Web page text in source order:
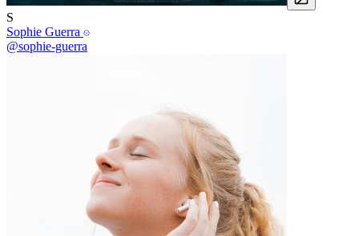
S
Sophie Guerra
@sophie-guerra